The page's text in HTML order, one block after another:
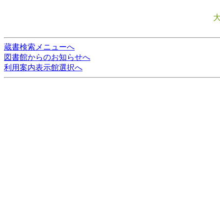
蔵書検索メニューへ
図書館からのお知らせへ
利用案内表示館選択へ